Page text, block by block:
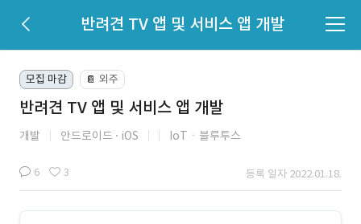
반려견 TV 앱 및 서비스 앱 개발
모집 마감 📔 외주
반려견 TV 앱 및 서비스 앱 개발
개발 안드로이드 iOS IoTㆍ블루투스
6 3 등록 일자 2022.01.18.